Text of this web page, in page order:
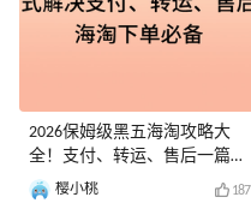
2026保姆级黑五海淘攻略大
全！支付、转运、售后一篇就
够！樱小桃 187